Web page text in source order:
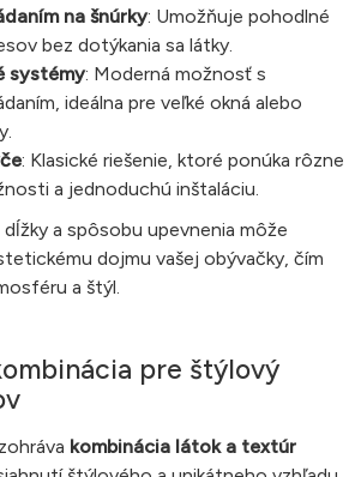
na šnúrky: Umožňuje pohodlné
bez dotýkania sa látky.
systémy: Moderná možnosť s
ideálna pre veľké okná alebo
: Klasické riešenie, ktoré ponúka rôzne
a jednoduchú inštaláciu.
dĺžky a spôsobu upevnenia môže
dojmu vašej obývačky, čím
a štýl.
pre štýlový
kombinácia látok a textúr